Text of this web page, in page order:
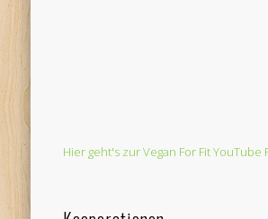
Hier geht's zur Vegan For Fit YouTube